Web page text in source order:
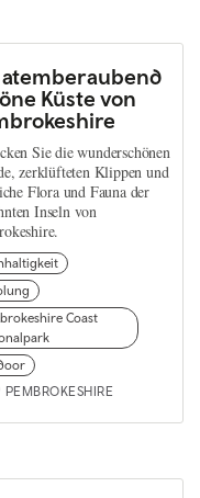
atemberaubend
Küste von
Sie die wunderschönen
zerklüfteten Klippen und
Flora und Fauna der
Inseln von
Coast
PEMBROKESHIRE